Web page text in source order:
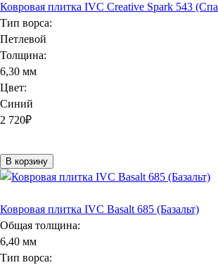
Ковровая плитка IVC Creative Spark 543
Тип ворса:
Петлевой
Толщина:
6,30 мм
Цвет:
Синий
2 720₽
В корзину
Ковровая плитка IVC Basalt 685 (Базальт)
Общая толщина:
6,40 мм
Тип ворса: